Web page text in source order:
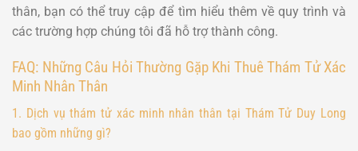
thân, bạn có thể truy cập để tìm hiểu thêm về quy trình và
các trường hợp chúng tôi đã hỗ trợ thành công.
FAQ: Những Câu Hỏi Thường Gặp Khi Thuê Thám Tử Xác
Minh Nhân Thân
1. Dịch vụ thám tử xác minh nhân thân tại Thám Tử Duy Long
bao gồm những gì?